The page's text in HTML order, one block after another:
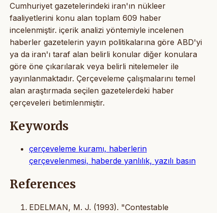
Cumhuriyet gazetelerindeki iran'ın nükleer
faaliyetlerini konu alan toplam 609 haber
incelenmiştir. içerik analizi yöntemiyle incelenen
haberler gazetelerin yayın politikalarına göre ABD'yi
ya da iran'ı taraf alan belirli konular diğer konulara
göre öne çıkarılarak veya belirli nitelemeler ile
yayınlanmaktadır. Çerçeveleme çalışmalarını temel
alan araştırmada seçilen gazetelerdeki haber
çerçeveleri betimlenmiştir.
Keywords
çerçeveleme kuramı, haberlerin
çerçevelenmesi, haberde yanlılık, yazılı basın
References
EDELMAN, M. J. (1993). "Contestable